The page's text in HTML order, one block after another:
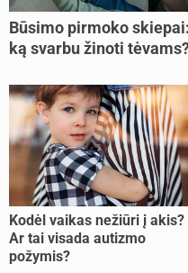
Būsimo pirmoko skiepai:
ką svarbu žinoti
Kodėl vaikas nežiūri į akis?
Ar tai visada autizmo
požymis?